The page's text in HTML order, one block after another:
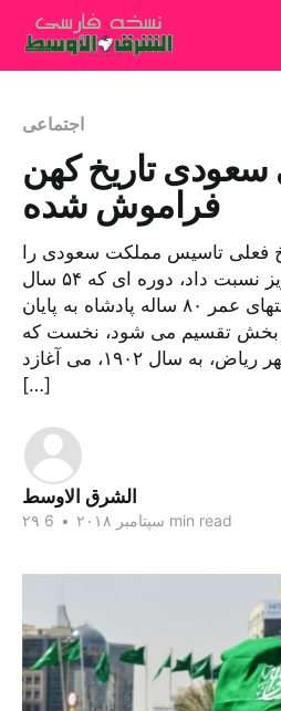
اجتماعی
سعودی تاریخ کهن
فراموش شده
فعلی تاسیس مملکت سعودی را
باید به دوره ملک عبدالعزیز نسبت داد، دوره ای که ۵۴ سال
درازا داشت، و با انتهای عمر ۸۰ ساله پادشاه به پایان
بخش تقسیم می شود، نخست که
از زمان ورود او به شهر ریاض، به سال ۱۹۰۲، می آغازد
[…]
الشرق الاوسط
۲۹ سپتامبر ۲۰۱۸ • 6 min read